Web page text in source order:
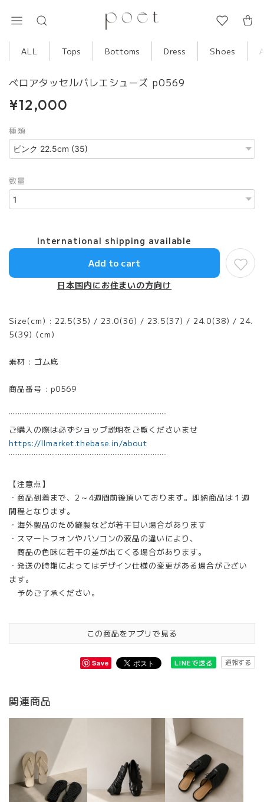
ALL Tops Bottoms Dress Shoes
ベロアタッセルバレエシューズ p0569
¥12,000
種類
数量
International shipping available
Add to cart
日本国内にお住まいの方向け
Size(cm) : 22.5(35) / 23.0(36) / 23.5(37) / 24.0(38) / 24.
5(39) (cm)
素材 : ゴム底
商品番号 : p0569
¨¨¨¨¨¨¨¨¨¨¨¨¨¨¨¨¨¨¨¨¨¨¨¨¨¨¨¨¨¨¨¨¨¨¨¨¨¨¨¨¨¨¨¨¨
ご購入の際は必ずショップ説明をご覧くださいませ
https://llmarket.thebase.in/about
¨¨¨¨¨¨¨¨¨¨¨¨¨¨¨¨¨¨¨¨¨¨¨¨¨¨¨¨¨¨¨¨¨¨¨¨¨¨¨¨¨¨¨¨¨
【注意点】
・商品到着まで、2～4週間前後頂いております。即納商品は１週
間程となります。
・海外製品のため縫製などが若干甘い場合があります
・スマートフォンやパソコンの液晶の違いにより、
商品の色味に若干の差が出てくる場合があります。
・発送の時期によってはデザイン仕様の変更がある場合がござい
ます。
予めご了承ください。
この商品をアプリで見る
Save LINEで送る 通報する
関連商品